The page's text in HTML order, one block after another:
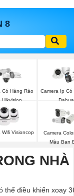
8
Có Hàng Rào
Hikvision
Camera Ip Có
Dahua
Wifi Visioncop
Camera
Màu Ban
NHÀ
thể điều khiển xoay